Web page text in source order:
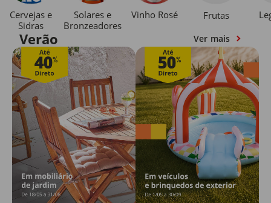
Cervejas e
Sidras
Solares e
Bronzeadores
Vinho Rosé Frutas
Verão Ver mais